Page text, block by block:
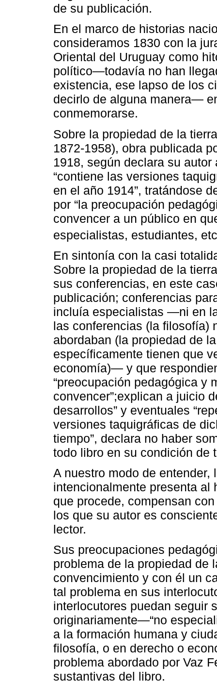
de su publicación.
En el marco de historias
consideramos 1830 con la
Oriental del Uruguay como
político―todavía no han
existencia, ese lapso de los
decirlo de alguna manera―
conmemorarse.
Sobre la propiedad de la
1872-1958), obra publicada
1918, según declara su
“contiene las versiones
en el año 1914”, tratándose
por “la preocupación
convencer a un público en
especialistas, estudiantes,
En sintonía con la casi
Sobre la propiedad de la
sus conferencias, en este
publicación; conferencias
incluía especialistas ―ni en
las conferencias (la filosofía)
abordaban (la propiedad de
específicamente tienen que
economía)― y que
“preocupación pedagógica y
convencer”;explican a juicio
desarrollos” y eventuales
versiones taquigráficas de
tiempo”, declara no haber
todo libro en su condición de
A nuestro modo de entender,
intencionalmente presenta al
que procede, compensan
los que su autor es
lector.
Sus preocupaciones
problema de la propiedad
convencimiento y con él un
tal problema en sus
interlocutores puedan seguir
originariamente―“no
a la formación humana y
filosofía, o en derecho o
problema abordado por Vaz
sustantivas del libro.